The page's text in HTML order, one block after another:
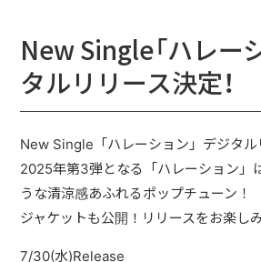
LIVE
ABOUT
DISCOGRAPHY
MOVIE
New Single「ハレー
タルリリース決定！
New Single「ハレーション」デジタル
2025年第3弾となる「ハレーション」
うな清涼感あふれるポップチューン！
ジャケットも公開！リリースをお楽し
7/30(水)Release